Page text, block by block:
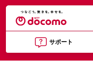
サポート